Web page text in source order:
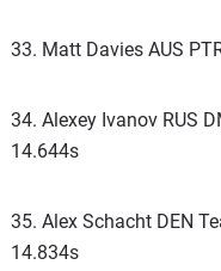
33. Matt Davies AUS
34. Alexey Ivanov RUS
14.644s
35. Alex Schacht DEN
14.834s